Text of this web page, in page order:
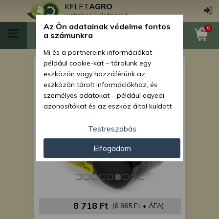
KELETAGRO
webshop.keletagro.hu
0
Hinomoto E204 szűrőkészlet
8 718 Ft (6 865 Ft + ÁFA)
Az Ön adatainak védelme fontos
a számunkra
Mi és a partnereink információkat –
például cookie-kat – tárolunk egy
eszközön vagy hozzáférünk az
eszközön tárolt információkhoz, és
személyes adatokat – például egyedi
azonosítókat és az eszköz által küldött
személyre szabott hirdetések és
tartalom nyújtásához, hirdetés- és
tartalomméréshez, nézettségi adatok
gyűjtéséhez, valamint termékek
kifejlesztéséhez és a termékek
javításához. Az Ön engedélyével mi és a
partnereink eszközleolvasásos
módszerrel szerzett pontos geolokációs
Testreszabás
Elfogadom